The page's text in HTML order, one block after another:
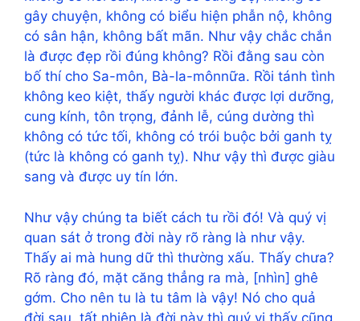
gây chuyện, không có biểu hiện phẫn nộ, không
có sân hận, không bất mãn. Như vậy chắc chắn
là được đẹp rồi đúng không? Rồi đằng sau còn
bố thí cho Sa-môn, Bà-la-mônnữa. Rồi tánh tình
không keo kiệt, thấy người khác được lợi dưỡng,
cung kính, tôn trọng, đảnh lễ, cúng dường thì
không có tức tối, không có trói buộc bởi ganh tỵ
(tức là không có ganh tỵ). Như vậy thì được giàu
sang và được uy tín lớn.
Như vậy chúng ta biết cách tu rồi đó! Và quý vị
quan sát ở trong đời này rõ ràng là như vậy.
Thấy ai mà hung dữ thì thường xấu. Thấy chưa?
Rõ ràng đó, mặt căng thẳng ra mà, [nhìn] ghê
gớm. Cho nên tu là tu tâm là vậy! Nó cho quả
đời sau, tất nhiên là đời này thì quý vị thấy cũng